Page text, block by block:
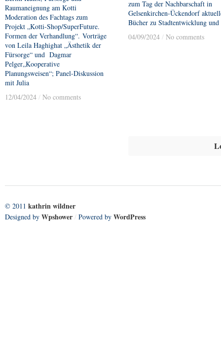
zum Tag der Nachbarschaft in
Gelsenkirchen-Ückendorf
Bücher zu Stadtentwicklung und
04/09/2024 / No comments
04/09/2024 / No comments
Raumaneignung am Kotti
Moderation des Fachtags zum
Projekt „Kotti-Shop/SuperFuture.
Formen der Verhandlung“. Vorträge
von Leila Haghighat „Ästhetik der
Fürsorge“ und Dagmar
Pelger„Kooperative
Planungsweisen“; Panel-Diskussion
mit Julia
12/04/2024 / No comments
12/04/2024 / No comments
© 2011 kathrin wildner
Designed by Wpshower / Powered by WordPress